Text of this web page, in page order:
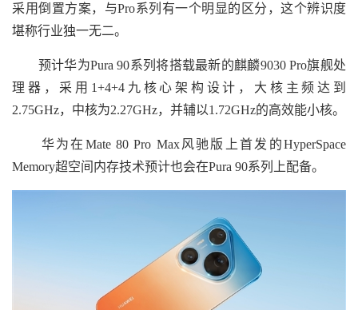
采用倒置方案，与Pro系列有一个明显的区分，这个辨识度
堪称行业独一无二。
预计华为Pura 90系列将搭载最新的麒麟9030 Pro旗舰处
理器，采用1+4+4九核心架构设计，大核主频达到
2.75GHz，中核为2.27GHz，并辅以1.72GHz的高效能小核。
华为在Mate 80 Pro Max风驰版上首发的HyperSpace
Memory超空间内存技术预计也会在Pura 90系列上配备。